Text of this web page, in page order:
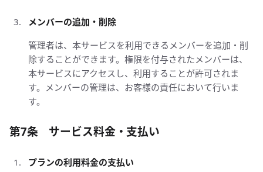
メンバーの追加・削除
管理者は、本サービスを利用できるメンバーを追加・削
除することができます。権限を付与されたメンバーは、
本サービスにアクセスし、利用することが許可されま
す。メンバーの管理は、お客様の責任において行いま
す。
第7条 サービス料金・支払い
プランの利用料金の支払い